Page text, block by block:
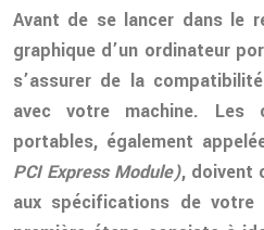
Avant de se lancer dans le
graphique d’un ordinateur
s’assurer de la
avec votre machine. Les
portables, également
PCI Express Module), doivent
aux spécifications de votre